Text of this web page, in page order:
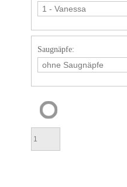
Saugnäpfe: